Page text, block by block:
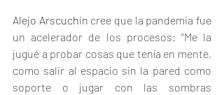
Alejo Arscuchin cree que la pandemia fue
un acelerador de los procesos: “Me la
jugué a probar cosas que tenía en mente,
como salir al espacio sin la pared como
soporte o jugar con las sombras